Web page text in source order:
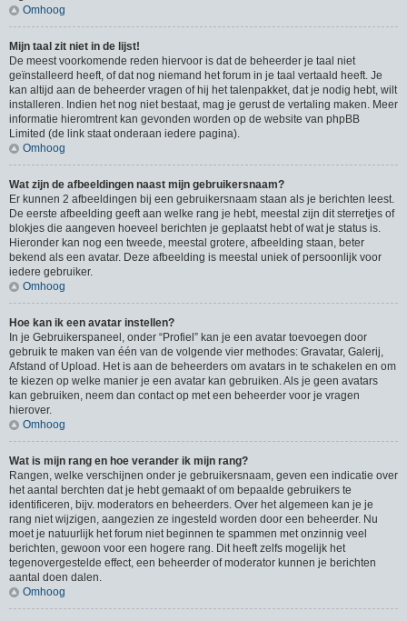
Omhoog
Mijn taal zit niet in de lijst!
De meest voorkomende reden hiervoor is dat de beheerder je taal niet
geïnstalleerd heeft, of dat nog niemand het forum in je taal vertaald heeft. Je
kan altijd aan de beheerder vragen of hij het talenpakket, dat je nodig hebt, wilt
installeren. Indien het nog niet bestaat, mag je gerust de vertaling maken. Meer
informatie hieromtrent kan gevonden worden op de website van phpBB
Limited (de link staat onderaan iedere pagina).
Omhoog
Wat zijn de afbeeldingen naast mijn gebruikersnaam?
Er kunnen 2 afbeeldingen bij een gebruikersnaam staan als je berichten leest.
De eerste afbeelding geeft aan welke rang je hebt, meestal zijn dit sterretjes of
blokjes die aangeven hoeveel berichten je geplaatst hebt of wat je status is.
Hieronder kan nog een tweede, meestal grotere, afbeelding staan, beter
bekend als een avatar. Deze afbeelding is meestal uniek of persoonlijk voor
iedere gebruiker.
Omhoog
Hoe kan ik een avatar instellen?
In je Gebruikerspaneel, onder “Profiel” kan je een avatar toevoegen door
gebruik te maken van één van de volgende vier methodes: Gravatar, Galerij,
Afstand of Upload. Het is aan de beheerders om avatars in te schakelen en om
te kiezen op welke manier je een avatar kan gebruiken. Als je geen avatars
kan gebruiken, neem dan contact op met een beheerder voor je vragen
hierover.
Omhoog
Wat is mijn rang en hoe verander ik mijn rang?
Rangen, welke verschijnen onder je gebruikersnaam, geven een indicatie over
het aantal berchten dat je hebt gemaakt of om bepaalde gebruikers te
identificeren, bijv. moderators en beheerders. Over het algemeen kan je je
rang niet wijzigen, aangezien ze ingesteld worden door een beheerder. Nu
moet je natuurlijk het forum niet beginnen te spammen met onzinnig veel
berichten, gewoon voor een hogere rang. Dit heeft zelfs mogelijk het
tegenovergestelde effect, een beheerder of moderator kunnen je berichten
aantal doen dalen.
Omhoog